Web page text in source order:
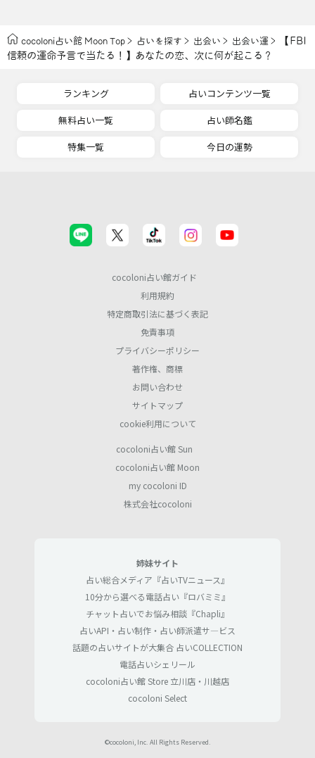
cocoloni占い館 Moon Top 占いを探す 出会い 出会い運
【FBI
信頼の運命予言で当たる！】あなたの恋、次に何が起こる？
ランキング
占いコンテンツ一覧
無料占い一覧
占い師名鑑
特集一覧
今日の運勢
cocoloni占い館ガイド
利用規約
特定商取引法に基づく表記
免責事項
プライバシーポリシー
著作権、商標
お問い合わせ
サイトマップ
cookie利用について
cocoloni占い館 Sun
cocoloni占い館 Moon
my cocoloni ID
株式会社cocoloni
姉妹サイト
占い総合メディア『占いTVニュース』
10分から選べる電話占い『ロバミミ』
チャット占いでお悩み相談『Chapli』
占いAPI・占い制作・占い師派遣サ―ビス
話題の占いサイトが大集合 占いCOLLECTION
電話占いシェリール
cocoloni占い館 Store 立川店・川越店
cocoloni Select
©cocoloni, Inc. All Rights Reserved.